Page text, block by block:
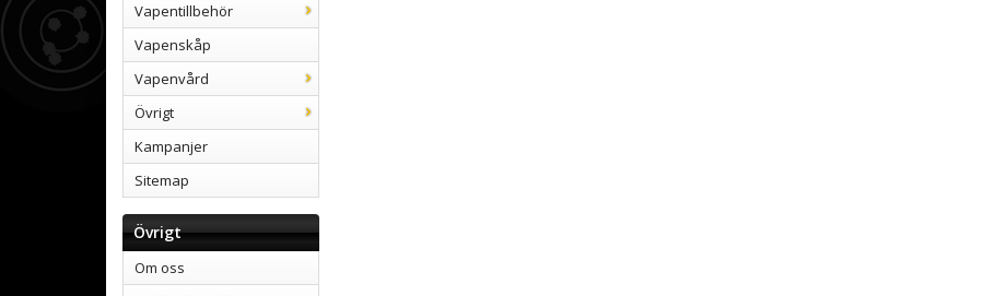
Vapentillbehör
Vapenskåp
Vapenvård
Övrigt
Kampanjer
Sitemap
Övrigt
Om oss